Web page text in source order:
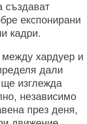
създават
експонирани
кадри.
между хардуер и
дали
изглежда
независимо
през деня,